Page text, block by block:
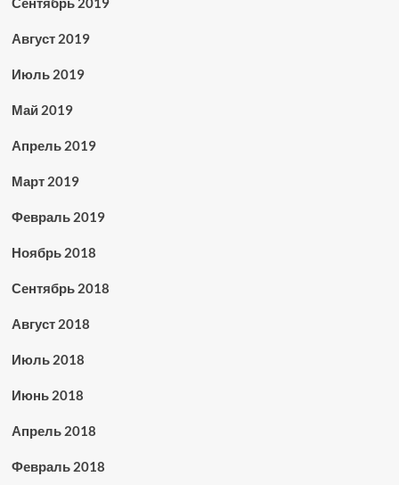
Август 2019
Июль 2019
Май 2019
Апрель 2019
Март 2019
Февраль 2019
Ноябрь 2018
Сентябрь 2018
Август 2018
Июль 2018
Июнь 2018
Апрель 2018
Февраль 2018